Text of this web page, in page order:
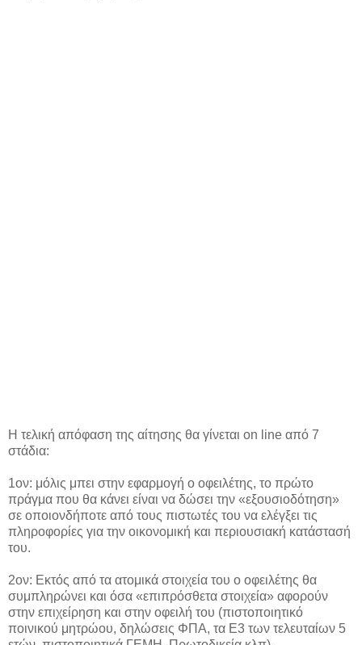
Η τελική απόφαση της αίτησης θα γίνεται on line από 7
στάδια:
1ον: μόλις μπει στην εφαρμογή ο οφειλέτης, το πρώτο
πράγμα που θα κάνει είναι να δώσει την «εξουσιοδότηση»
σε οποιονδήποτε από τους πιστωτές του να ελέγξει τις
πληροφορίες για την οικονομική και περιουσιακή κατάστασή
του.
2ον: Εκτός από τα ατομικά στοιχεία του ο οφειλέτης θα
συμπληρώνει και όσα «επιπρόσθετα στοιχεία» αφορούν
στην επιχείρηση και στην οφειλή του (πιστοποιητικό
ποινικού μητρώου, δηλώσεις ΦΠΑ, τα Ε3 των τελευταίων 5